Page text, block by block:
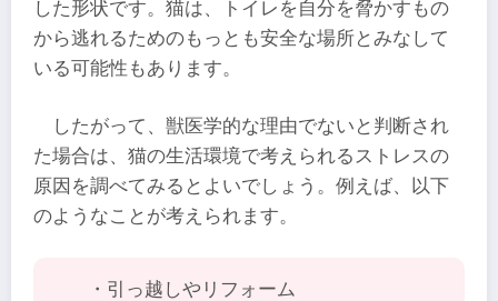
した形状です。猫は、トイレを自分を脅かすもの
から逃れるためのもっとも安全な場所とみなして
いる可能性もあります。
したがって、獣医学的な理由でないと判断され
た場合は、猫の生活環境で考えられるストレスの
原因を調べてみるとよいでしょう。例えば、以下
のようなことが考えられます。
・引っ越しやリフォーム